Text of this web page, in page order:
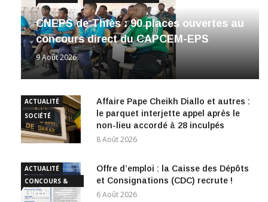
CNEPS de Thiès : 90 places ouvertes au
concours direct du CAPCEM-EPS
9 Août 2026
ACTUALITÉ
SOCIÉTÉ
Affaire Pape Cheikh Diallo et autres :
le parquet interjette appel après le
non-lieu accordé à 28 inculpés
8 Août 2026
ACTUALITÉ
CONCOURS &
EMPLOI
Offre d’emploi : la Caisse des Dépôts
et Consignations (CDC) recrute !
6 Août 2026